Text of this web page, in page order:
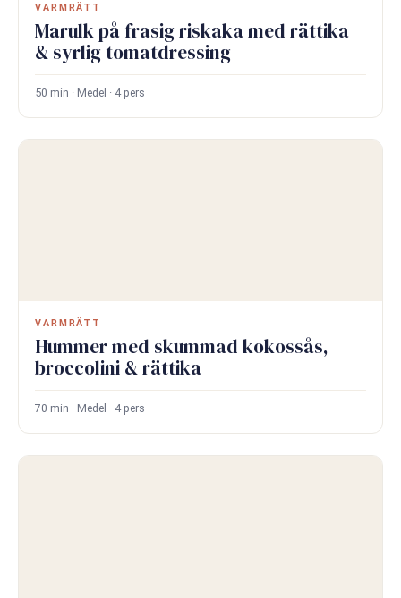
VARMRÄTT
Marulk på frasig riskaka med rättika
& syrlig tomatdressing
50 min · Medel · 4 pers
VARMRÄTT
Hummer med skummad kokossås,
broccolini & rättika
70 min · Medel · 4 pers